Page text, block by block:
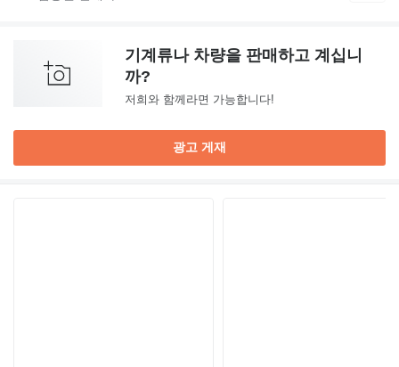
기계류나 차량을 판매하고 계십니
까?
저희와 함께라면 가능합니다!
광고 게재